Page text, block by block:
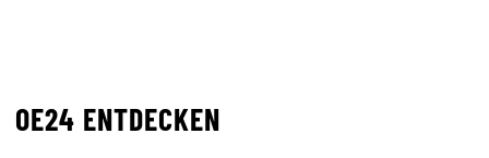
OE24 ENTDECKEN